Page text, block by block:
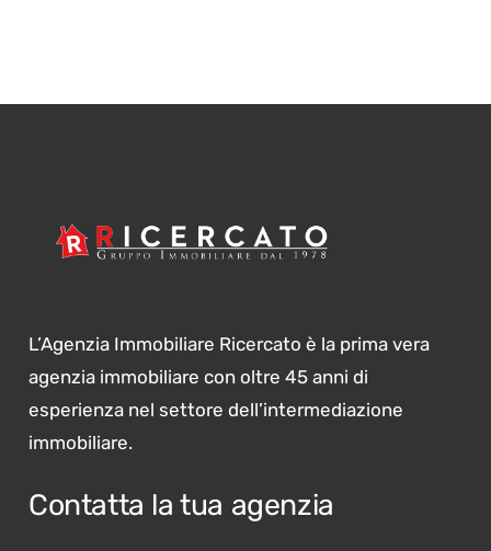
L’Agenzia Immobiliare Ricercato è la prima vera
agenzia immobiliare con oltre 45 anni di
esperienza nel settore dell’intermediazione
immobiliare.
Contatta la tua agenzia